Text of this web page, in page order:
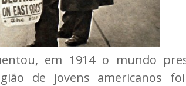
em 1914 o mundo
de jovens americanos foi